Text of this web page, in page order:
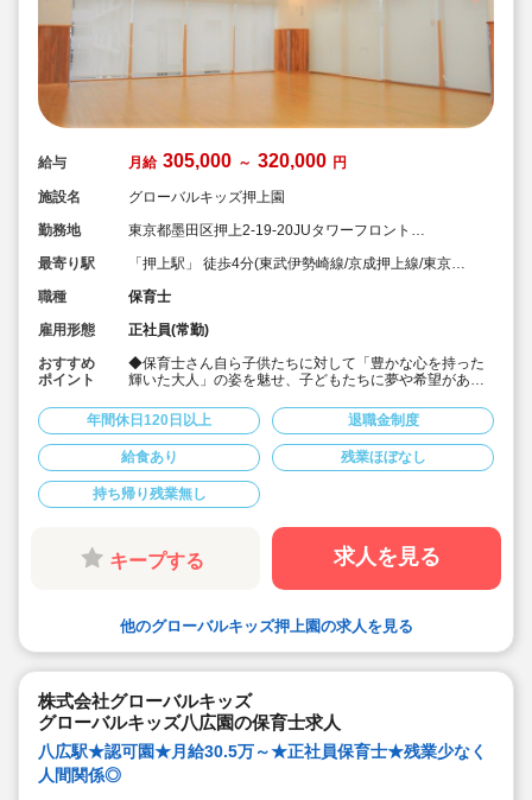
給与 月給 305,000 ～ 320,000 円
施設名
グローバルキッズ押上園
勤務地
東京都墨田区押上2-19-20JUタワーフロント
最寄り駅
「押上駅」 徒歩4分(東武伊勢崎線/京成押上線/東京メ
職種
保育士
雇用形態
正社員(常勤)
おすすめ
ポイント
◆保育士さん自ら子供たちに対して「豊かな心を持った
輝いた大人」の姿を魅せ、子どもたちに夢や希望がある
◆年間休日125日以上！
◆子育て期間中は時短勤務OK
◆半日有給OKで子育て中の方も働きやすい環境です
◆会社独自の休暇制度がありますので、独身、既婚者問
わずノビノビと働きやすい環境です。
◆宿舎借上げ制度利用可能です！
◆職員間の人間関係を大事にしています。チーム保育で
新しい仲間も皆でサポート。新卒で不安な方、中途で馴
染めるか不安な方ブランク空けの方、別業種からのキャ
リアチェンジの方！どんな方でもチームでサポートしあ
いながら保育をする環境です
◆キャリアアップしていきたい方も大歓迎！挑戦したい
能です！
す！
◆充実の福利厚生、海外研修など腰を据え長く勤務でき
成長し続けられる環境が整っています。
年間休日120日以上 退職金制度
給食あり 残業ほぼなし
持ち帰り残業無し
キープする 求人を見る
他のグローバルキッズ押上園の求人を見る
株式会社グローバルキッズ
グローバルキッズ八広園の保育士求人
八広駅★認可園★月給30.5万～★正社員保育士★残業少なく
人間関係◎